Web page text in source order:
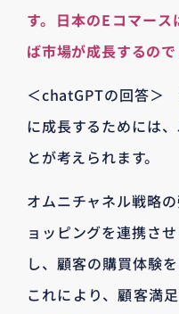
す。日本のEコマー
ば市場が成長するので
＜chatGPTの回答＞
に成長するためには
とが考えられます。
オムニチャネル戦略
ョッピングを連携さ
し、顧客の購買体験
これにより、顧客満